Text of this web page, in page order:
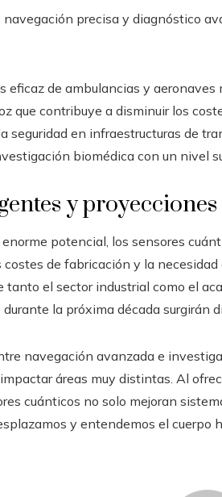
precisa y diagnóstico
eficaz de ambulancias y aeronaves
que contribuye a disminuir los
seguridad en infraestructuras de
biomédica con un nivel
y
potencial, los sensores
costes de fabricación y la
tanto el sector industrial como el
durante la próxima década surgirán
navegación avanzada e
áreas muy distintas. Al
cuánticos no solo mejoran
y entendemos el cuerpo